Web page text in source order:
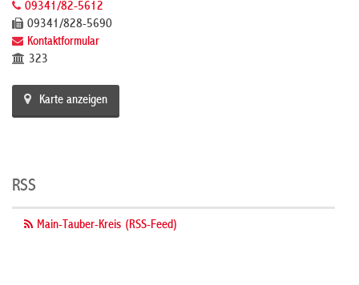
09341/82-5612
09341/828-5690
Kontaktformular
323
Karte anzeigen
RSS
Main-Tauber-Kreis (RSS-Feed)